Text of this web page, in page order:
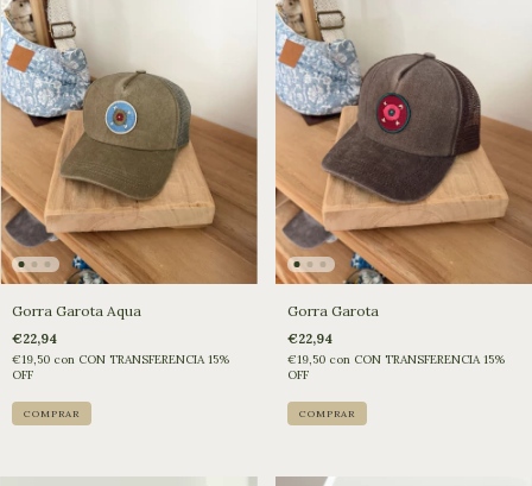
Gorra Garota Aqua
€22,94
€19,50 con CON TRANSFERENCIA 15%
OFF
Gorra Garota
€22,94
€19,50 con CON TRANSFERENCIA 15%
OFF